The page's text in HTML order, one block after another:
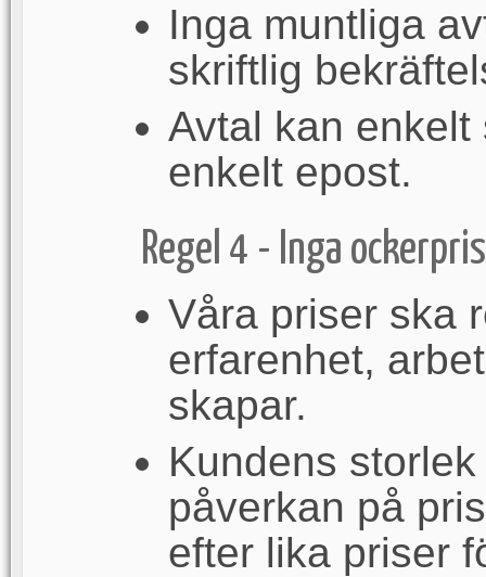
Inga muntliga
skriftlig
Avtal kan
enkelt epost.
Regel 4 - Inga
Våra priser ska
erfarenhet,
skapar.
Kundens
påverkan på
efter lika priser